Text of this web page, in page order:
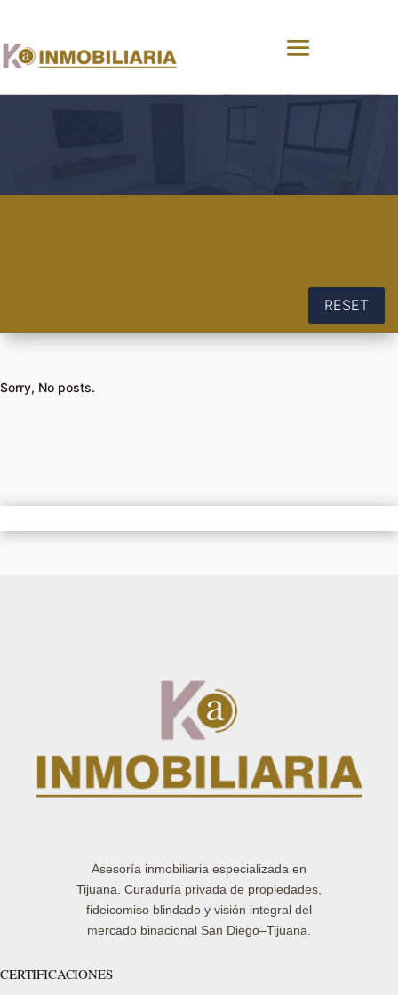
RESET
Sorry, No posts.
Asesoría inmobiliaria especializada en
Tijuana. Curaduría privada de propiedades,
fideicomiso blindado y visión integral del
mercado binacional San Diego–Tijuana.
CERTIFICACIONES